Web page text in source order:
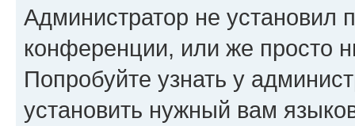
Администратор не установил
конференции, или же просто
Попробуйте узнать у
установить нужный вам